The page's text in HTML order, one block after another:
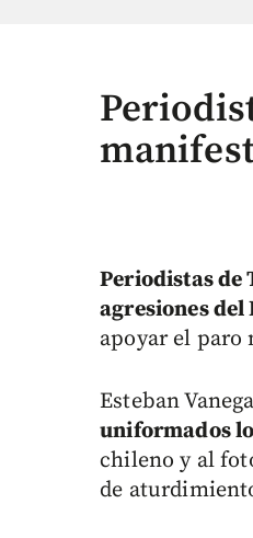
Periodistas de
agresiones del
apoyar el
Esteban
uniformados
chileno y al
de